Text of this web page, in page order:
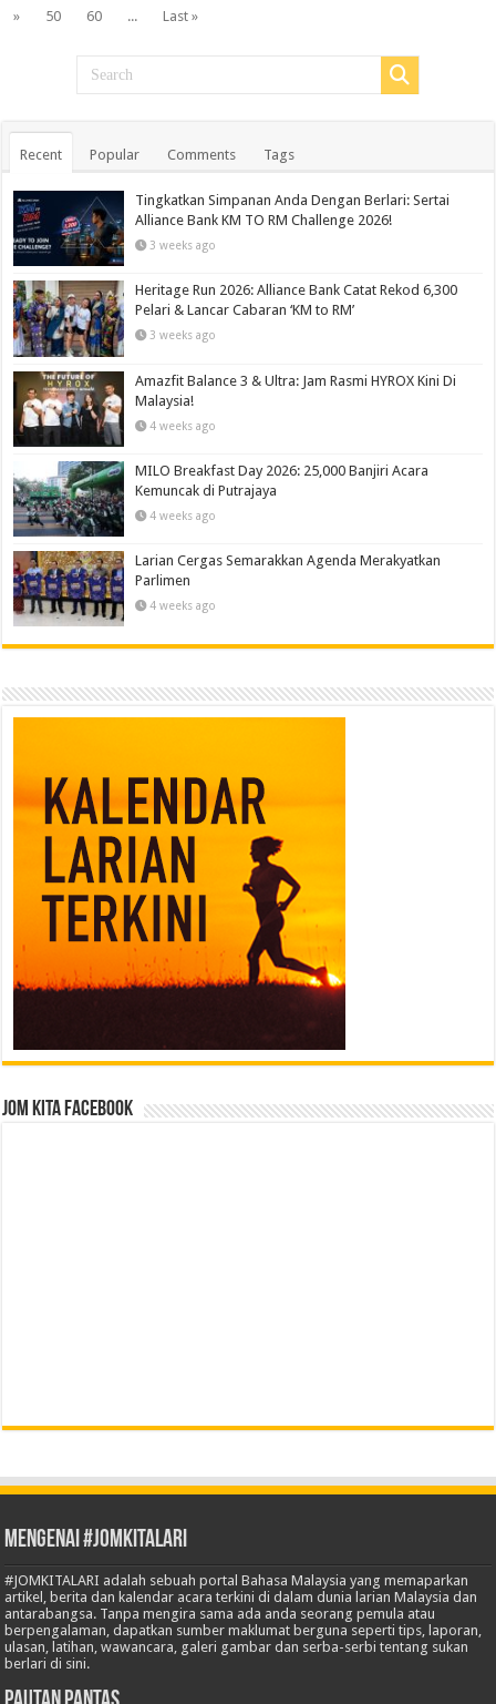
»
50 60 ... Last »
Recent Popular Comments Tags
Tingkatkan Simpanan Anda Dengan Berlari: Sertai
Alliance Bank KM TO RM Challenge 2026!
3 weeks ago
Heritage Run 2026: Alliance Bank Catat Rekod 6,300
Pelari & Lancar Cabaran ‘KM to RM’
3 weeks ago
Amazfit Balance 3 & Ultra: Jam Rasmi HYROX Kini Di
Malaysia!
4 weeks ago
MILO Breakfast Day 2026: 25,000 Banjiri Acara
Kemuncak di Putrajaya
4 weeks ago
Larian Cergas Semarakkan Agenda Merakyatkan
Parlimen
4 weeks ago
Jom Kita Facebook
Mengenai #JOMKITALARI
#JOMKITALARI adalah sebuah portal Bahasa Malaysia yang memaparkan
artikel, berita dan kalendar acara terkini di dalam dunia larian Malaysia dan
antarabangsa. Tanpa mengira sama ada anda seorang pemula atau
berpengalaman, dapatkan sumber maklumat berguna seperti tips, laporan,
ulasan, latihan, wawancara, galeri gambar dan serba-serbi tentang sukan
berlari di sini.